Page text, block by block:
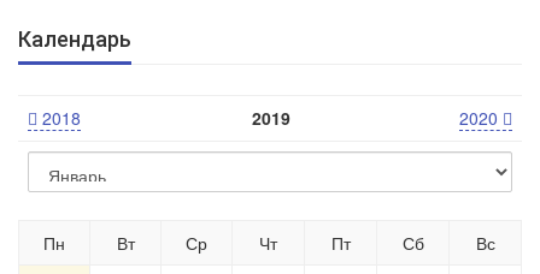
Календарь
2018 2019 2020
Пн Вт Ср Чт Пт Сб
Вс